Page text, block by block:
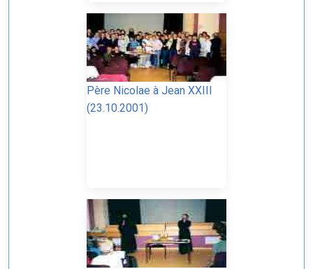
Père Nicolae à Jean XXIII
(23.10.2001)